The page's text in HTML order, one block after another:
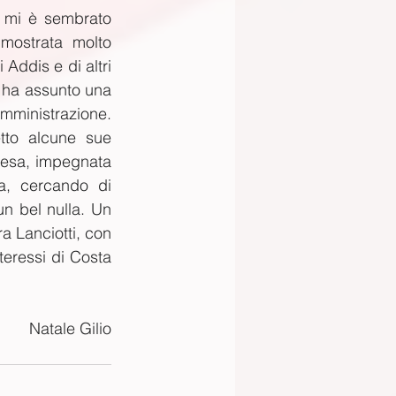
mi è sembrato
molto
Addis e di altri
assunto una
alcune sue
impegnata
cercando di
bel nulla. Un
Lanciotti, con
di Costa
Natale Gilio